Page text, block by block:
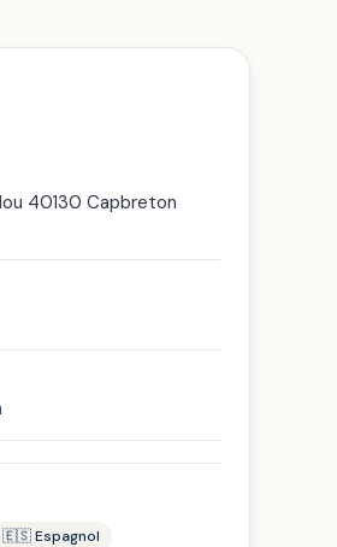
40130 Capbreton
🇪🇸 Espagnol